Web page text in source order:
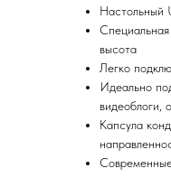
Настольный
высота
Легко
Идеально
видеоблоги,
Капсула